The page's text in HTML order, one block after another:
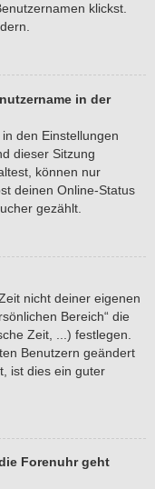
klickst.
in der
den Einstellungen
dieser Sitzung
können nur
deinen Online-Status
gezählt.
nicht deiner eigenen
Bereich“ die
Zeit, ...) festlegen.
Benutzern geändert
ist dies ein guter
Forenuhr geht